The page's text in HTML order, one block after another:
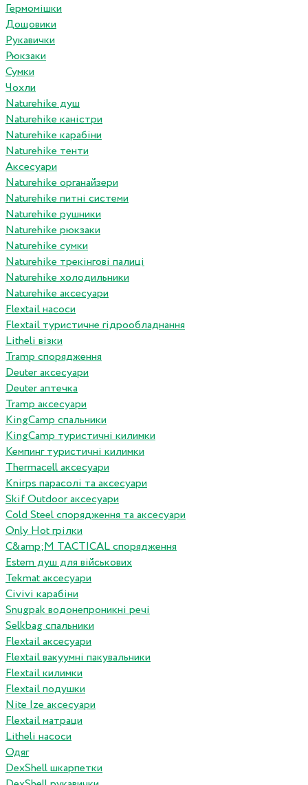
Гермомішки
Дощовики
Рукавички
Рюкзаки
Сумки
Чохли
Naturehike душ
Naturehike каністри
Naturehike карабіни
Naturehike тенти
Аксесуари
Naturehike органайзери
Naturehike питні системи
Naturehike рушники
Naturehike рюкзаки
Naturehike сумки
Naturehike трекінгові палиці
Naturehike холодильники
Naturehike аксесуари
Flextail насоси
Flextail туристичне гідрообладнання
Litheli візки
Tramp спорядження
Deuter аксесуари
Deuter аптечка
Tramp аксесуари
KingCamp спальники
KingCamp туристичні килимки
Кемпинг туристичні килимки
Thermacell аксесуари
Knirps парасолі та аксесуари
Skif Outdoor аксесуари
Cold Steel спорядження та аксесуари
Only Hot грілки
C&amp;M TACTICAL спорядження
Estem душ для військових
Tekmat аксесуари
Сivivi карабіни
Snugpak водонепроникні речі
Selkbag спальники
Flextail аксесуари
Flextail вакуумні пакувальники
Flextail килимки
Flextail подушки
Nite Ize аксесуари
Flextail матраци
Litheli насоси
Одяг
DexShell шкарпетки